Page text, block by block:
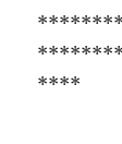
****